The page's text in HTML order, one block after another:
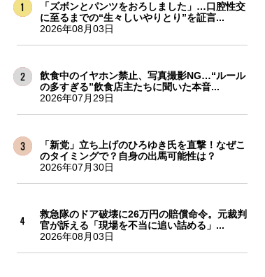
「ズボンとパンツをおろしました」…口腔性交
に至るまでの“生々しいやりとり”を証言...
2026年08月03日
飲食中のイヤホン禁止、写真撮影NG…“ルール
の多すぎる”飲食店主たちに聞いた本音...
2026年07月29日
「新党」立ち上げのひろゆき氏を直撃！なぜこ
のタイミングで？自身の出馬可能性は？
2026年07月30日
救急隊のドア破壊に26万円の賠償命令。元裁判
官が訴える「現場を不当に追い詰める」...
2026年08月03日